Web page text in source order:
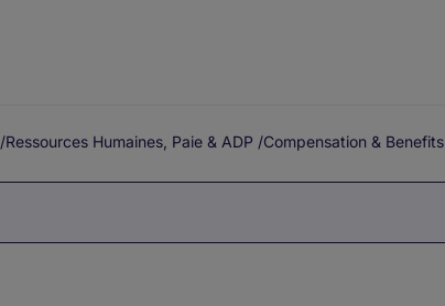
/Ressources Humaines, Paie & ADP /Compensation & Benefits